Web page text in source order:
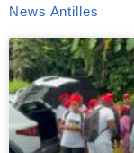
News Antilles